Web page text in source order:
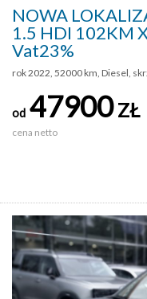
NOWA
1.5 HDI 102KM
Vat23%
rok 2022, 52000 km, Diesel,
od 47900ZŁ
cena netto